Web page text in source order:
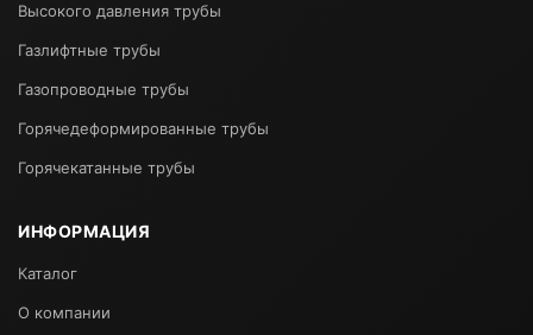
Высокого давления трубы
Газлифтные трубы
Газопроводные трубы
Горячедеформированные трубы
Горячекатанные трубы
ИНФОРМАЦИЯ
Каталог
О компании